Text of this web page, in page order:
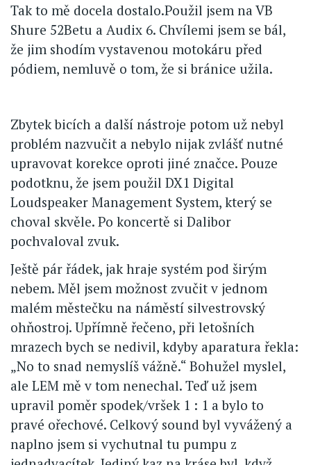
Tak to mě docela dostalo.Použil jsem na VB
Shure 52Betu a Audix 6. Chvílemi jsem se bál,
že jim shodím vystavenou motokáru před
pódiem, nemluvě o tom, že si bránice užila.
Zbytek bicích a další nástroje potom už nebyl
problém nazvučit a nebylo nijak zvlášť nutné
upravovat korekce oproti jiné značce. Pouze
podotknu, že jsem použil DX1 Digital
Loudspeaker Management System, který se
choval skvěle. Po koncertě si Dalibor
pochvaloval zvuk.
Ještě pár řádek, jak hraje systém pod širým
nebem. Měl jsem možnost zvučit v jednom
malém městečku na náměstí silvestrovský
ohňostroj. Upřímně řečeno, při letošních
mrazech bych se nedivil, kdyby aparatura řekla:
„No to snad nemyslíš vážně.“ Bohužel myslel,
ale LEM mě v tom nenechal. Teď už jsem
upravil poměr spodek/vršek 1 : 1 a bylo to
pravé ořechové. Celkový sound byl vyvážený a
naplno jsem si vychutnal tu pumpu z